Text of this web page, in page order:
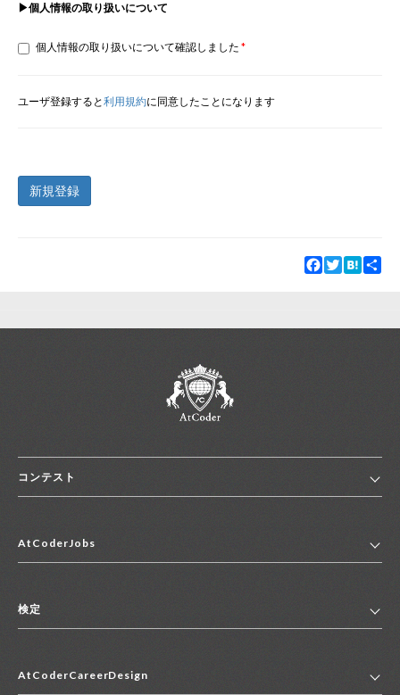
▶個人情報の取り扱いについて
個人情報の取り扱いについて確認しました
ユーザ登録すると利用規約に同意したことになります
新規登録
Facebook
TwitterHatena
コンテスト
コンテスト一覧
便利リンク集
AtCoderJobs
2027年新卒採用求人一覧
中途採用求人一覧
検定
マイページ
AtCoderCareerDesign